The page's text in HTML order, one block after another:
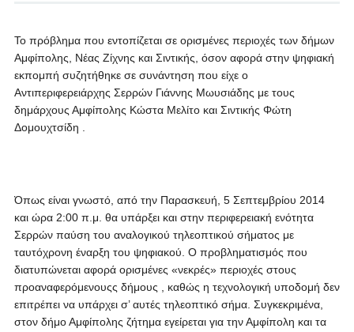
Το πρόβλημα που εντοπίζεται σε ορισμένες περιοχές των δήμων
Αμφίπολης, Νέας Ζίχνης και Σιντικής, όσον αφορά στην ψηφιακή
εκπομπή συζητήθηκε σε συνάντηση που είχε ο
Αντιπεριφερειάρχης Σερρών Γιάννης Μωυσιάδης με τους
δημάρχους Αμφίπολης Κώστα Μελίτο και Σιντικής Φώτη
Δομουχτσίδη .
Όπως είναι γνωστό, από την Παρασκευή, 5 Σεπτεμβρίου 2014
και ώρα 2:00 π.μ. θα υπάρξει και στην περιφερειακή ενότητα
Σερρών παύση του αναλογικού τηλεοπτικού σήματος με
ταυτόχρονη έναρξη του ψηφιακού. Ο προβληματισμός που
διατυπώνεται αφορά ορισμένες «νεκρές» περιοχές στους
προαναφερόμενουςς δήμους , καθώς η τεχνολογική υποδομή δεν
επιτρέπει να υπάρχει σ’ αυτές τηλεοπτικό σήμα. Συγκεκριμένα,
στον δήμο Αμφίπολης ζήτημα εγείρεται για την Αμφίπολη και τα